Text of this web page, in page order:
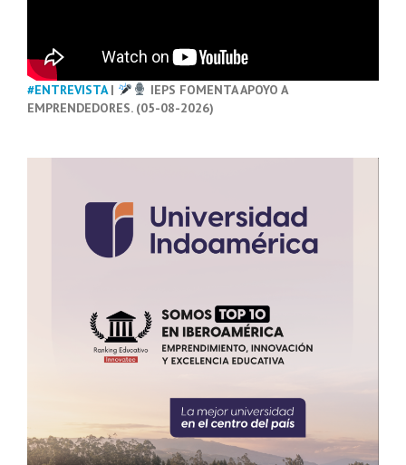
#ENTREVISTA|
IEPS FOMENTA APOYO A
EMPRENDEDORES. (05-08-2026)